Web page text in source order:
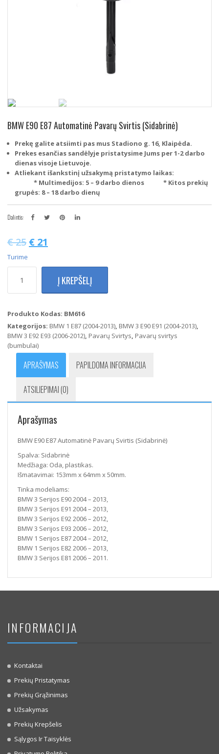
BMW E90 E87 Automatinė Pavarų Svirtis (Sidabrinė)
Prekę galite atsiimti pas mus Stadiono g. 16, Klaipėda.
Prekes esančias sandėlyje pristatysime Jums per 1-2 darbo
dienas visoje Lietuvoje.
Atliekant išankstinį užsakymą pristatymo laikas:
* Multimedijos: 5 – 9 darbo dienos * Kitos prekių
grupės: 8 – 18 darbo dienų
Dalintis:
€25 € 21
Turime
kiekis:
E87
Pavarų
Svirtis
(Sidabrinė)
Į KREPŠELĮ
Produkto Kodas: BM616
Kategorijos: BMW 1 E87 (2004-2013), BMW 3 E90 E91 (2004-2013),
BMW 3 E92 E93 (2006-2012), Pavarų Svirtys, Pavarų svirtys
(bumbulai)
APRAŠYMAS PAPILDOMA INFORMACIJA
ATSILIEPIMAI (0)
Aprašymas
BMW E90 E87 Automatinė Pavarų Svirtis (Sidabrinė)
Spalva: Sidabrinė
Medžiaga: Oda, plastikas.
Išmatavimai: 153mm x 64mm x 50mm.
Tinka modeliams:
BMW 3 Serijos E90 2004 – 2013,
BMW 3 Serijos E91 2004 – 2013,
BMW 3 Serijos E92 2006 – 2012,
BMW 3 Serijos E93 2006 – 2012,
BMW 1 Serijos E87 2004 – 2012,
BMW 1 Serijos E82 2006 – 2013,
BMW 3 Serijos E81 2006 – 2011.
INFORMACIJA
Kontaktai
Prekių Pristatymas
Prekių Grąžinimas
Užsakymas
Prekių Krepšelis
Sąlygos Ir Taisyklės